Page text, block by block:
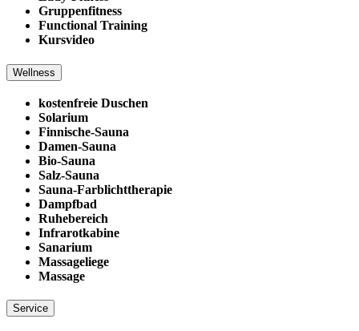
Gruppenfitness
Functional Training
Kursvideo
Wellness
kostenfreie Duschen
Solarium
Finnische-Sauna
Damen-Sauna
Bio-Sauna
Salz-Sauna
Sauna-Farblichttherapie
Dampfbad
Ruhebereich
Infrarotkabine
Sanarium
Massageliege
Massage
Service